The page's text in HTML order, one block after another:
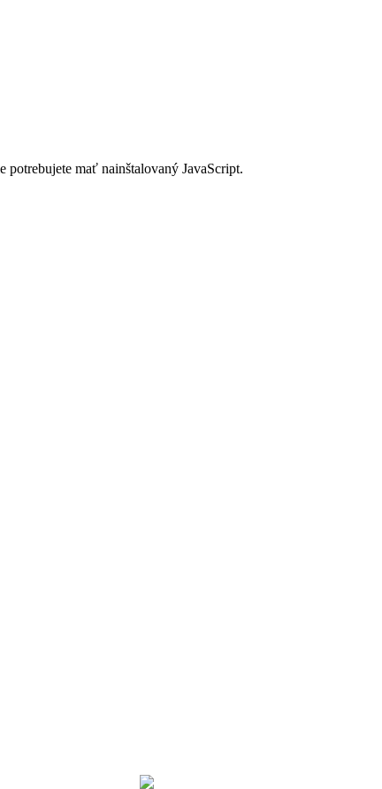
potrebujete mať nainštalovaný JavaScript.